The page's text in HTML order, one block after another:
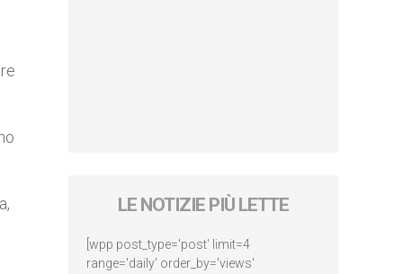
LE NOTIZIE PIÙ LETTE
[wpp post_type='post' limit=4
range='daily' order_by='views'